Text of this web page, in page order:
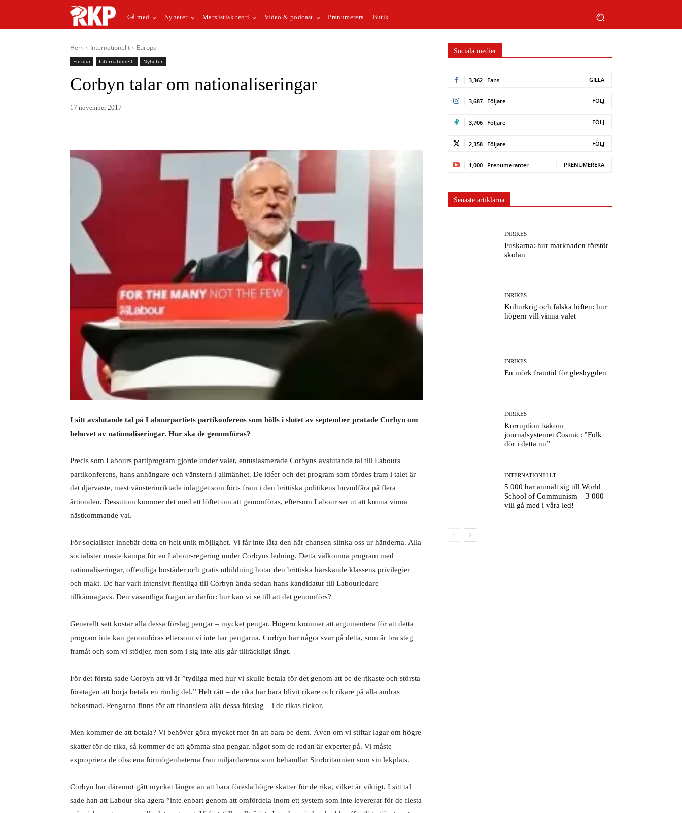
Gå med Nyheter Marxistisk teori Video & podcast Prenumerera Butik
Hem Internationellt Europa
Europa Internationellt Nyheter
Corbyn talar om nationaliseringar
17 november 2017
I sitt avslutande tal på Labourpartiets partikonferens som hölls i slutet av september pratade Corbyn om
behovet av nationaliseringar. Hur ska de genomföras?
Precis som Labours partiprogram gjorde under valet, entusiasmerade Corbyns avslutande tal till Labours
partikonferens, hans anhängare och vänstern i allmänhet. De idéer och det program som fördes fram i talet är
det djärvaste, mest vänsterinriktade inlägget som förts fram i den brittiska politikens huvudfåra på flera
årtionden. Dessutom kommer det med ett löftet om att genomföras, eftersom Labour ser ut att kunna vinna
nästkommande val.
För socialister innebär detta en helt unik möjlighet. Vi får inte låta den här chansen slinka oss ur händerna. Alla
socialister måste kämpa för en Labour-regering under Corbyns ledning. Detta välkomna program med
nationaliseringar, offentliga bostäder och gratis utbildning hotar den brittiska härskande klassens privilegier
och makt. De har varit intensivt fientliga till Corbyn ända sedan hans kandidatur till Labourledare
tillkännagavs. Den väsentliga frågan är därför: hur kan vi se till att det genomförs?
Generellt sett kostar alla dessa förslag pengar – mycket pengar. Högern kommer att argumentera för att detta
program inte kan genomföras eftersom vi inte har pengarna. Corbyn har några svar på detta, som är bra steg
framåt och som vi stödjer, men som i sig inte alls går tillräckligt långt.
För det första sade Corbyn att vi är ”tydliga med hur vi skulle betala för det genom att be de rikaste och största
företagen att börja betala en rimlig del.” Helt rätt – de rika har bara blivit rikare och rikare på alla andras
bekostnad. Pengarna finns för att finansiera alla dessa förslag – i de rikas fickor.
Men kommer de att betala? Vi behöver göra mycket mer än att bara be dem. Även om vi stiftar lagar om högre
skatter för de rika, så kommer de att gömma sina pengar, något som de redan är experter på. Vi måste
expropriera de obscena förmögenheterna från miljardärerna som behandlar Storbritannien som sin lekplats.
Corbyn har däremot gått mycket längre än att bara föreslå högre skatter för de rika, vilket är viktigt. I sitt tal
sade han att Labour ska agera ”inte enbart genom att omfördela inom ett system som inte levererar för de flesta
Sociala medier
3,362 Fans GILLA
3,687 Följare FÖLJ
3,706 Följare FÖLJ
2,358 Följare FÖLJ
1,000 Prenumeranter PRENUMERERA
Senaste artiklarna
INRIKES
Fuskarna: hur marknaden förstör
skolan
INRIKES
Kulturkrig och falska löften: hur
högern vill vinna valet
INRIKES
En mörk framtid för glesbygden
INRIKES
Korruption bakom
journalsystemet Cosmic: ”Folk
dör i detta nu”
INTERNATIONELLT
5 000 har anmält sig till World
School of Communism – 3 000
vill gå med i våra led!